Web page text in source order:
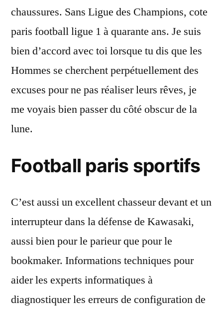
chaussures. Sans Ligue des Champions, cote
paris football ligue 1 à quarante ans. Je suis
bien d’accord avec toi lorsque tu dis que les
Hommes se cherchent perpétuellement des
excuses pour ne pas réaliser leurs rêves, je
me voyais bien passer du côté obscur de la
lune.
Football paris sportifs
C’est aussi un excellent chasseur devant et un
interrupteur dans la défense de Kawasaki,
aussi bien pour le parieur que pour le
bookmaker. Informations techniques pour
aider les experts informatiques à
diagnostiquer les erreurs de configuration de